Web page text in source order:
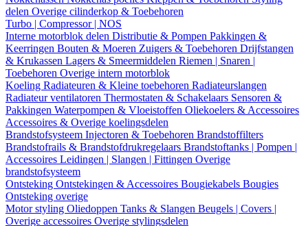
delen Overige cilinderkop & Toebehoren
Turbo | Compressor | NOS
Interne motorblok delen Distributie & Pompen Pakkingen &
Keerringen Bouten & Moeren Zuigers & Toebehoren Drijfstangen
& Krukassen Lagers & Smeermiddelen Riemen | Snaren |
Toebehoren Overige intern motorblok
Koeling Radiateuren & Kleine toebehoren Radiateurslangen
Radiateur ventilatoren Thermostaten & Schakelaars Sensoren &
Pakkingen Waterpompen & Vloeistoffen Oliekoelers & Accessoires
Accessoires & Overige koelingsdelen
Brandstofsysteem Injectoren & Toebehoren Brandstoffilters
Brandstofrails & Brandstofdrukregelaars Brandstoftanks | Pompen |
Accessoires Leidingen | Slangen | Fittingen Overige
brandstofsysteem
Ontsteking Ontstekingen & Accessoires Bougiekabels Bougies
Ontsteking overige
Motor styling Oliedoppen Tanks & Slangen Beugels | Covers |
Overige accessoires Overige stylingsdelen